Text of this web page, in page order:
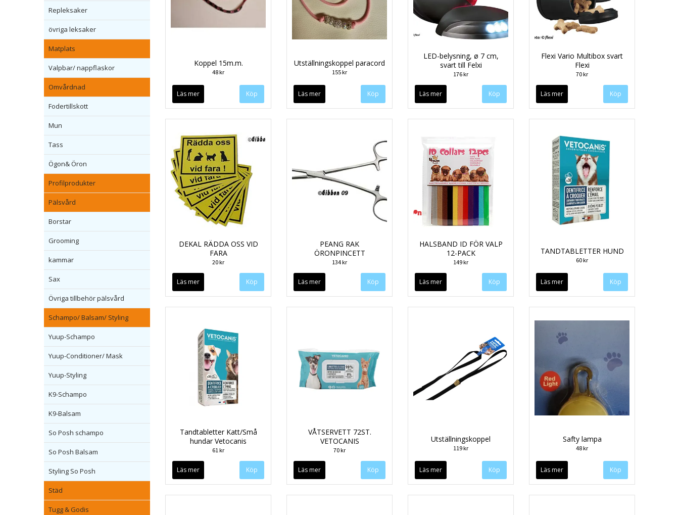
Repleksaker
övriga leksaker
Matplats
Valpbar/ nappflaskor
Omvårdnad
Fodertillskott
Mun
Tass
Ögon& Öron
Profilprodukter
Pälsvård
Borstar
Grooming
kammar
Sax
Övriga tillbehör pälsvård
Schampo/ Balsam/ Styling
Yuup-Schampo
Yuup-Conditioner/ Mask
Yuup-Styling
K9-Schampo
K9-Balsam
So Posh schampo
So Posh Balsam
Styling So Posh
Städ
Tugg & Godis
Koppel 15m.m.
48 kr
Läs mer Köp
Utställningskoppel paracord
155 kr
Läs mer Köp
LED-belysning, ø 7 cm,
svart till Felxi
176 kr
Läs mer
Flexi Vario Multibox svart
Flexi
70 kr
Läs mer
DEKAL RÄDDA OSS VID
FARA
20 kr
Läs mer
PEANG RAK
ÖRONPINCETT
134 kr
Läs mer
HALSBAND ID FÖR VALP
12-PACK
149 kr
Läs mer
TANDTABLETTER HUND
60 kr
Läs mer
Tandtabletter Katt/Små
hundar Vetocanis
61 kr
Läs mer
VÅTSERVETT 72ST.
VETOCANIS
70 kr
Läs mer
Utställningskoppel
119 kr
Läs mer
Safty lampa
48 kr
Läs mer